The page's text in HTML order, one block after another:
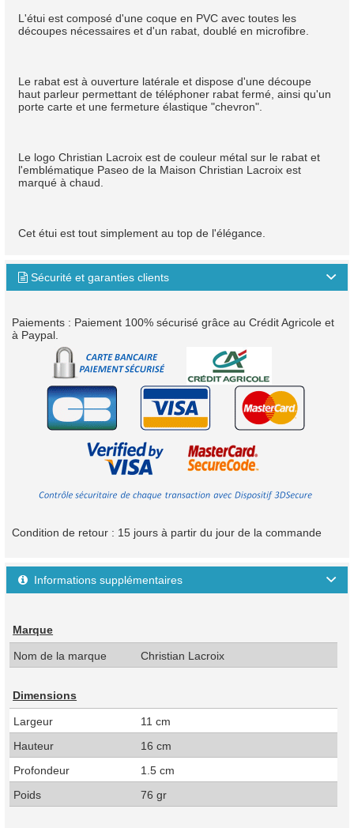
L'étui est composé d'une coque en PVC avec toutes les
découpes nécessaires et d'un rabat, doublé en microfibre.
Le rabat est à ouverture latérale et dispose d'une découpe
haut parleur permettant de téléphoner rabat fermé, ainsi qu'un
porte carte et une fermeture élastique "chevron".
Le logo Christian Lacroix est de couleur métal sur le rabat et
l'emblématique Paseo de la Maison Christian Lacroix est
marqué à chaud.
Cet étui est tout simplement au top de l'élégance.
Sécurité et garanties clients
Paiements : Paiement 100% sécurisé grâce au Crédit Agricole et
à Paypal.
Condition de retour : 15 jours à partir du jour de la commande
 Informations supplémentaires
Marque
Nom de la marque Christian Lacroix
Dimensions
Largeur
11 cm
Hauteur
16 cm
Profondeur
1.5 cm
Poids
76 gr